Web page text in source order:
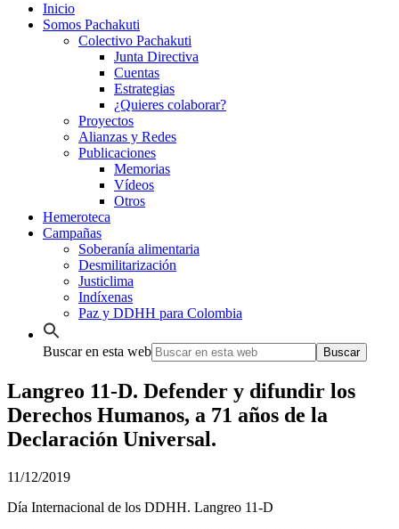
Inicio
Somos Pachakuti
Colectivo Pachakuti
Junta Directiva
Cuentas
Estrategias
¿Quieres colaborar?
Proyectos
Alianzas y Redes
Publicaciones
Memorias
Vídeos
Otros
Hemeroteca
Campañas
Soberanía alimentaria
Desmilitarización
Justiclima
Indíxenas
Paz y DDHH para Colombia
Buscar en esta web
Langreo 11-D. Defender y difundir los
Derechos Humanos, a 71 años de la
Declaración Universal.
11/12/2019
Día Internacional de los DDHH. Langreo 11-D